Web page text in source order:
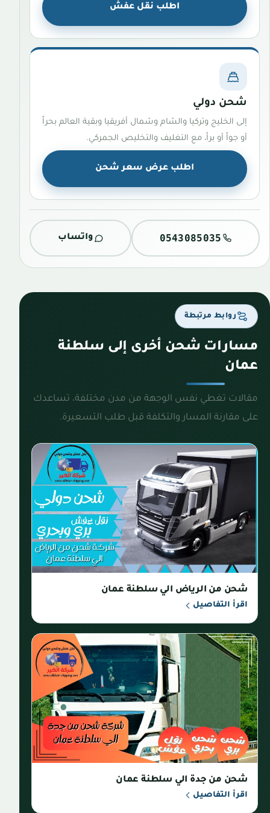
اطلب نقل عفش
شحن دولي
إلى الخليج وتركيا والشام وشمال أفريقيا وبقية العالم بحراً
أو جواً أو براً، مع التغليف والتخليص الجمركي.
اطلب عرض سعر شحن
0543085035 واتساب
روابط مرتبطة
مسارات شحن أخرى إلى سلطنة
عمان
مقالات تغطي نفس الوجهة من مدن مختلفة، تساعدك
على مقارنة المسار والتكلفة قبل طلب التسعيرة.
شحن من الرياض الي سلطنة عمان
اقرأ التفاصيل
شحن من جدة الي سلطنة عمان
اقرأ التفاصيل